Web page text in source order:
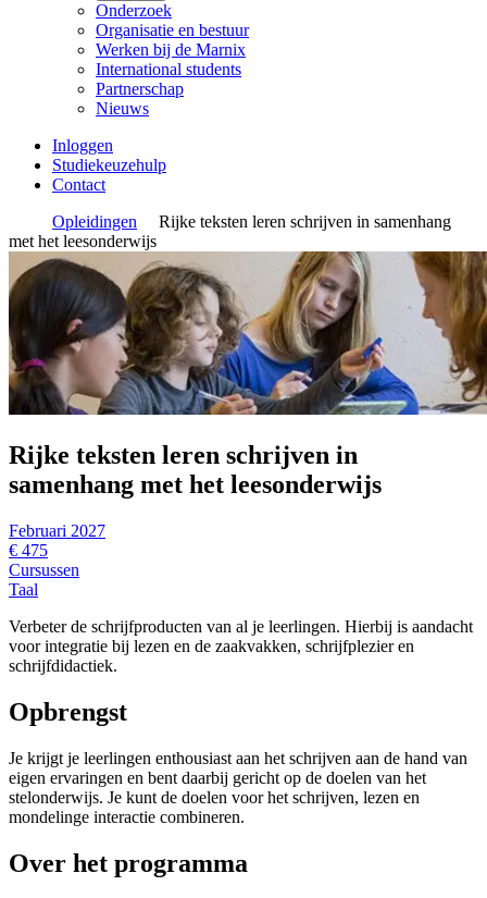
Onderzoek
Organisatie en bestuur
Werken bij de Marnix
International students
Partnerschap
Nieuws
Inloggen
Studiekeuzehulp
Contact
Opleidingen
Rijke teksten leren schrijven in samenhang
met het leesonderwijs
Rijke teksten leren schrijven in
samenhang met het leesonderwijs
Februari 2027
€ 475
Cursussen
Taal
Verbeter de schrijfproducten van al je leerlingen. Hierbij is aandacht
voor integratie bij lezen en de zaakvakken, schrijfplezier en
schrijfdidactiek.
Opbrengst
Je krijgt je leerlingen enthousiast aan het schrijven aan de hand van
eigen ervaringen en bent daarbij gericht op de doelen van het
stelonderwijs. Je kunt de doelen voor het schrijven, lezen en
mondelinge interactie combineren.
Over het programma